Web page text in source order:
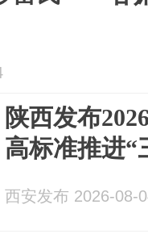
陕西发布
高标准推进“
西安发布 2026-08-